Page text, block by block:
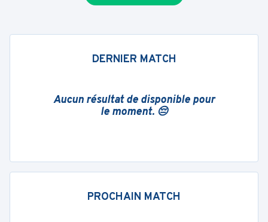
DERNIER MATCH
Aucun résultat de disponible pour
le moment. 😔
PROCHAIN MATCH